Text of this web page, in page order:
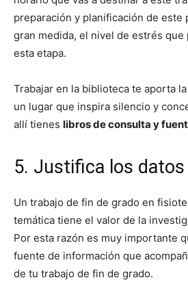
preparación y planificación de este
gran medida, el nivel de estrés que
esta etapa.
Trabajar en la biblioteca te aporta
un lugar que inspira silencio y
allí tienes libros de consulta y
5. Justifica los
Un trabajo de fin de grado en
temática tiene el valor de la
Por esta razón es muy importante
fuente de información que
de tu trabajo de fin de grado.